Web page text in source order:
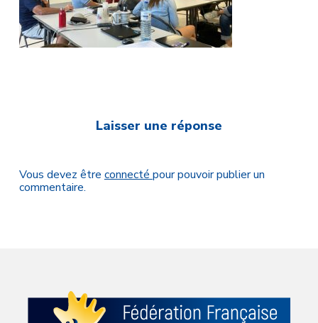
Laisser une réponse
Vous devez être connecté pour pouvoir publier un
commentaire.